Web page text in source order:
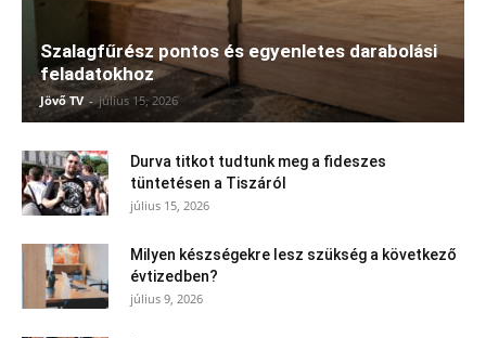
Szalagfűrész pontos és egyenletes darabolási
feladatokhoz
Jövő TV - július 15, 2026
Durva titkot tudtunk meg a fideszes
tüntetésen a Tiszáról
július 15, 2026
Milyen készségekre lesz szükség a következő
évtizedben?
július 9, 2026